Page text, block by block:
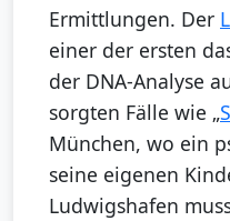
Ermittlungen. Der
einer der ersten
der DNA-Analyse
sorgten Fälle wie „
München, wo ein
seine eigenen
Ludwigshafen